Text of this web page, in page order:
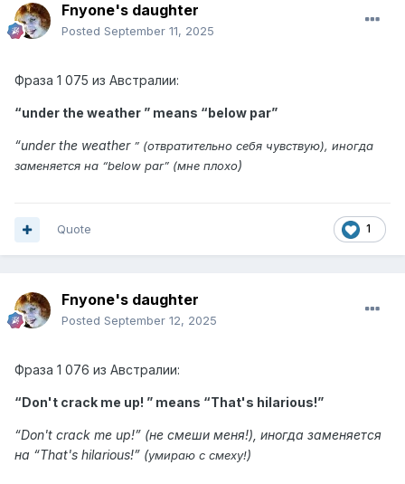
Fnyone's daughter
Posted September 11, 2025
Фраза 1 075 из Австралии:
“under the weather ” means “below par”
“under the weather ” (отвратительно себя чувствую), иногда
заменяется на “below par” (мне плохо)
1
Quote
Fnyone's daughter
Posted September 12, 2025
Фраза 1 076 из Австралии:
“Don't crack me up! ” means “That's hilarious!”
“Don't crack me up!” (не смеши меня!), иногда заменяется
на “That's hilarious!” (умираю с смеху!)